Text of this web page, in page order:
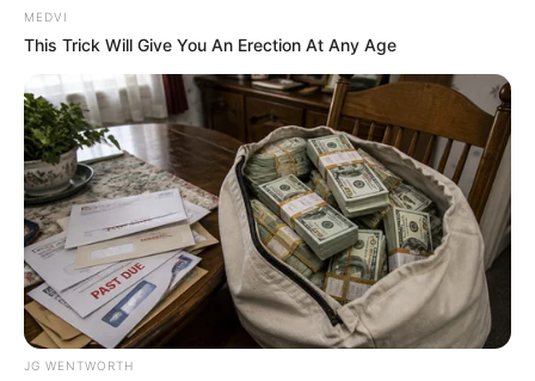
your best every day
CTA FAVORITE
Take A Look At Demi Moore's Most Iconic And
Provocative Roles
BRAINBERRIES
MEDVI
This Trick Will Give You An Erection At Any Age
JG WENTWORTH